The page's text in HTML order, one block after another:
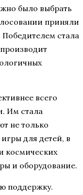
было выбрать
приняли
Победителем стала
всего
Им стала
не только
для детей, в
космических
и оборудование.
поддержку.